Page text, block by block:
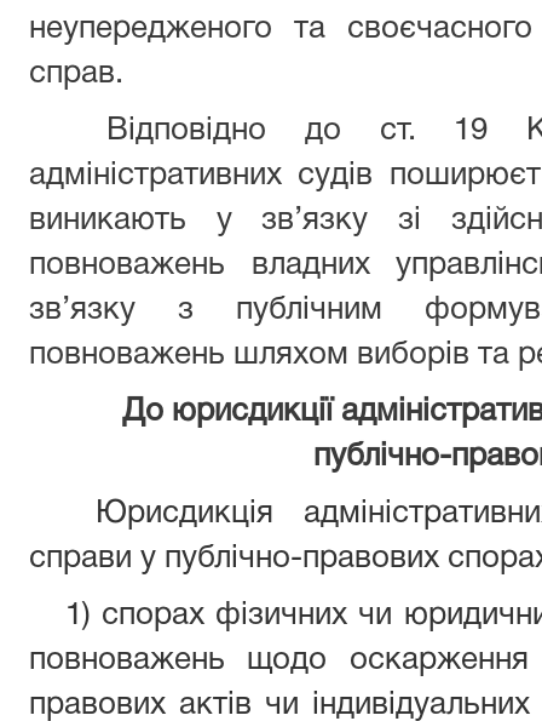
неупередженого та своєчасного
справ.
Відповідно до ст. 19
адміністративних судів
виникають у зв’язку зі
повноважень владних
зв’язку з публічним
повноважень шляхом виборів та
До юрисдикції
публічно-
Юрисдикція
справи у публічно-правових
1) спорах фізичних чи
повноважень щодо оскарження
правових актів чи індивідуальних